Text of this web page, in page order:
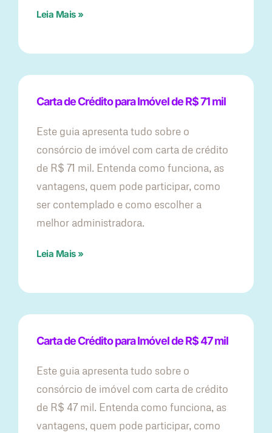
Leia Mais »
Carta de Crédito para Imóvel de R$ 71 mil
Este guia apresenta tudo sobre o
consórcio de imóvel com carta de crédito
de R$ 71 mil. Entenda como funciona, as
vantagens, quem pode participar, como
ser contemplado e como escolher a
melhor administradora.
Leia Mais »
Carta de Crédito para Imóvel de R$ 47 mil
Este guia apresenta tudo sobre o
consórcio de imóvel com carta de crédito
de R$ 47 mil. Entenda como funciona, as
vantagens, quem pode participar, como